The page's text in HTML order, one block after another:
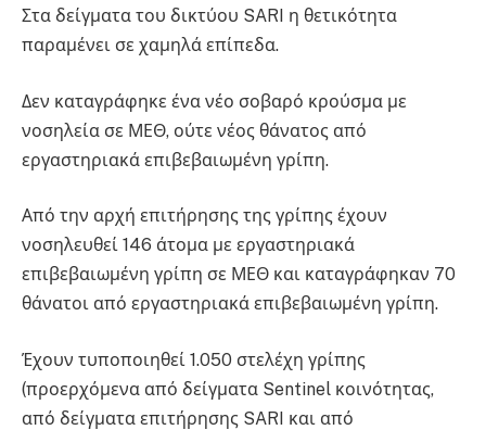
Στα δείγματα του δικτύου SARI η θετικότητα
παραμένει σε χαμηλά επίπεδα.
Δεν καταγράφηκε ένα νέο σοβαρό κρούσμα με
νοσηλεία σε ΜΕΘ, ούτε νέος θάνατος από
εργαστηριακά επιβεβαιωμένη γρίπη.
Από την αρχή επιτήρησης της γρίπης έχουν
νοσηλευθεί 146 άτομα με εργαστηριακά
επιβεβαιωμένη γρίπη σε ΜΕΘ και καταγράφηκαν 70
θάνατοι από εργαστηριακά επιβεβαιωμένη γρίπη.
Έχουν τυποποιηθεί 1.050 στελέχη γρίπης
(προερχόμενα από δείγματα Sentinel κοινότητας,
από δείγματα επιτήρησης SARI και από